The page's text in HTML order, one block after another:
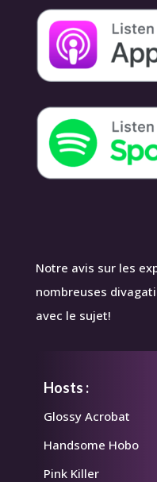
Notre avis sur les
nombreuses
avec le sujet!
Hosts :
Glossy Acrobat
Handsome Hobo
Pink Killer